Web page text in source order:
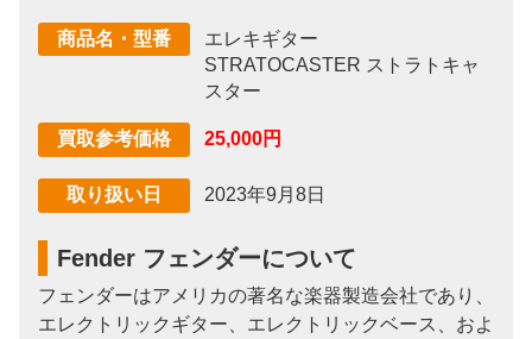
商品名・型番
エレキギター
STRATOCASTER ストラトキャ
スター
買取参考価格 25,000円
取り扱い日 2023年9月8日
Fender フェンダーについて
フェンダーはアメリカの著名な楽器製造会社であり、
エレクトリックギター、エレクトリックベース、およ